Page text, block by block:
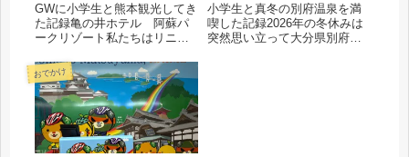
GWに小学生と熊本観光してき
た記録亀の井ホテル 阿蘇パ
ークリゾート私たちはリニュ
ウィングの和洋室をチョイ
ス。部屋はターコイズブルー
を基調としておしゃれで大き
めソファー２台のリビングス
ペースとお布団3組分の和室で
かな...
小学生と真冬の別府温泉を満
喫した記録2026年の冬休みは
突然思い立って大分県別府に
おでかけ